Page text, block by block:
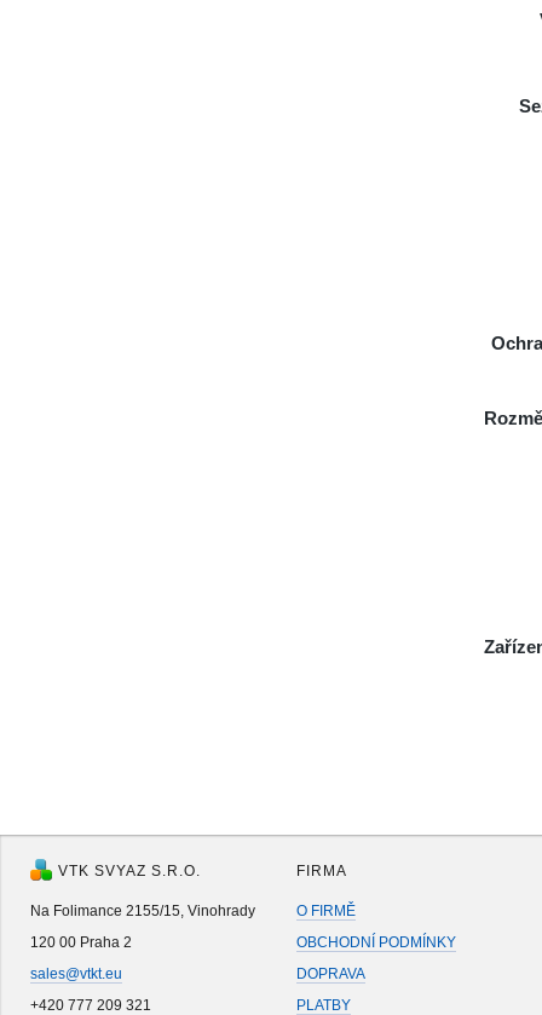
VTK SVYAZ S.R.O.
Na Folimance 2155/15, Vinohrady
120 00 Praha 2
sales@vtkt.eu
+420 777 209 321
FIRMA
O FIRMĚ
OBCHODNÍ PODMÍNKY
DOPRAVA
PLATBY